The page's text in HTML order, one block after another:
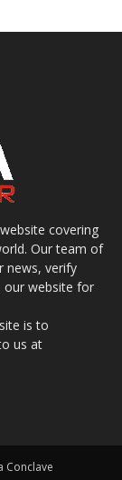
covering
Our team of
news, verify
our website for
is to
us at
Conclave